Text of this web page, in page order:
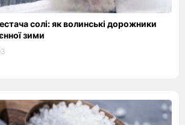
солі: як волинські дорожники
зими